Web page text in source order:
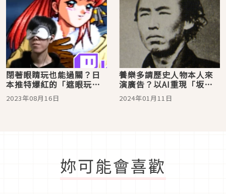
閉著眼睛玩也能過關？日
本推特爆紅的「遮眼玩戀
愛遊戲」網民稱神
2023年08月16日
養樂多請歷史人物本人來
演廣告？以AI重現「坂本
龍馬」栩栩如生日本網民
超驚喜
2024年01月11日
妳可能會喜歡